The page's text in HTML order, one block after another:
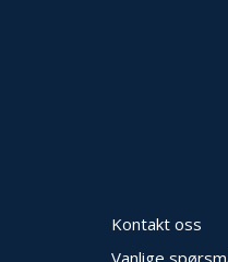
Kontakt oss
Vanlige